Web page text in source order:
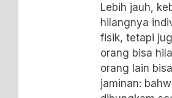
Lebih jauh,
hilangnya
fisik, tetapi
orang bisa
orang lain
jaminan: